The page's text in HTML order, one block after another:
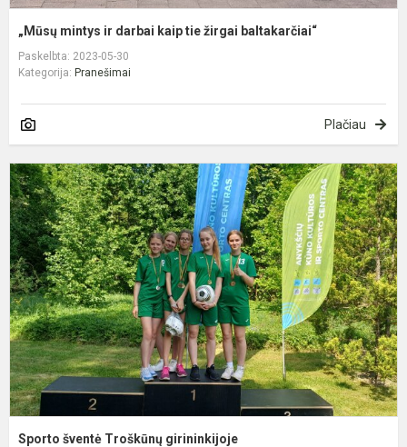
„Mūsų mintys ir darbai kaip tie žirgai baltakarčiai“
Paskelbta: 2023-05-30
Kategorija: Pranešimai
Plačiau
Sporto šventė Troškūnų girininkijoje